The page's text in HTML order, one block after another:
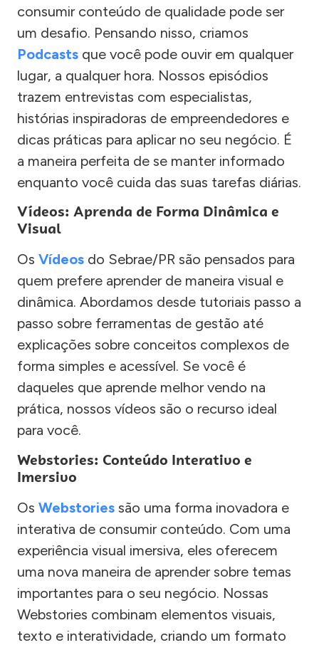
consumir conteúdo de qualidade pode ser
um desafio. Pensando nisso, criamos
Podcasts que você pode ouvir em qualquer
lugar, a qualquer hora. Nossos episódios
trazem entrevistas com especialistas,
histórias inspiradoras de empreendedores e
dicas práticas para aplicar no seu negócio. É
a maneira perfeita de se manter informado
enquanto você cuida das suas tarefas diárias.
Vídeos: Aprenda de Forma Dinâmica e
Visual
Os Vídeos do Sebrae/PR são pensados para
quem prefere aprender de maneira visual e
dinâmica. Abordamos desde tutoriais passo a
passo sobre ferramentas de gestão até
explicações sobre conceitos complexos de
forma simples e acessível. Se você é
daqueles que aprende melhor vendo na
prática, nossos vídeos são o recurso ideal
para você.
Webstories: Conteúdo Interativo e
Imersivo
Os Webstories são uma forma inovadora e
interativa de consumir conteúdo. Com uma
experiência visual imersiva, eles oferecem
uma nova maneira de aprender sobre temas
importantes para o seu negócio. Nossas
Webstories combinam elementos visuais,
texto e interatividade, criando um formato